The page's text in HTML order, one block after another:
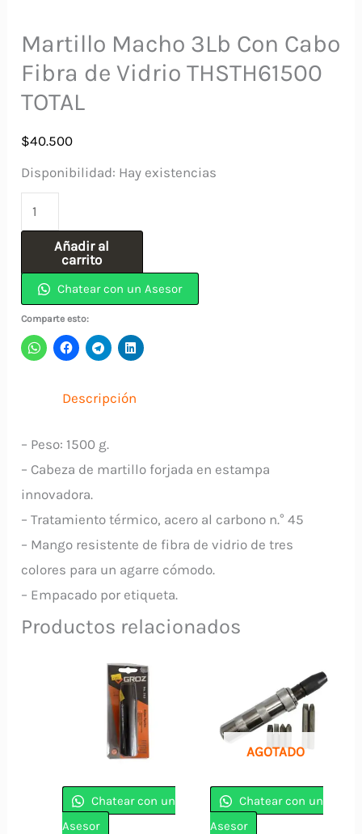
Martillo Macho 3Lb Con Cabo
Fibra de Vidrio THSTH61500
TOTAL
$40.500
Disponibilidad: Hay existencias
Martillo
Macho
Con
Cabo
Fibra
de
THSTH61500
cantidad
Añadir al
carrito
Chatear con un Asesor
Comparte esto:
Descripción
– Peso: 1500 g.
– Cabeza de martillo forjada en estampa
innovadora.
– Tratamiento térmico, acero al carbono n.° 45
– Mango resistente de fibra de vidrio de tres
colores para un agarre cómodo.
– Empacado por etiqueta.
Productos relacionados
Chatear con un
Asesor
AGOTADO
Chatear con un
Asesor